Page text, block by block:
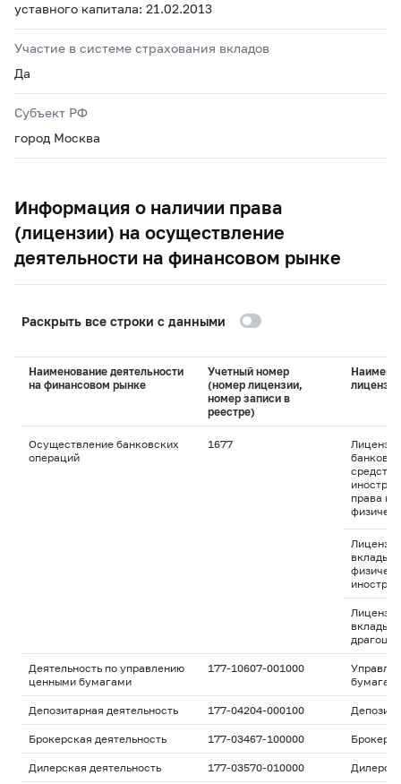
уставного капитала: 21.02.2013
Участие в системе страхования вкладов
Да
Субъект РФ
город Москва
Информация о наличии права
(лицензии) на осуществление
деятельности на финансовом рынке
Раскрыть все строки с данными
Наименование деятельности
на финансовом рынке
Учетный номер
(номер лицензии,
номер записи в
реестре)
лицензии
Осуществление банковских
операций
1677
права
вклады
вклады
Деятельность по управлению
ценными бумагами
177-10607-001000
Депозитарная деятельность 177-04204-000100
Брокерская деятельность 177-03467-100000
Дилерская деятельность 177-03570-010000